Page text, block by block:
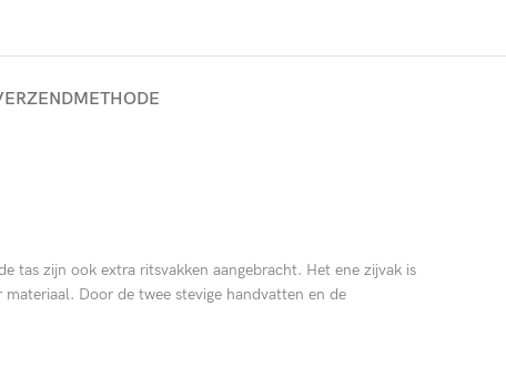
tas zijn ook extra ritsvakken aangebracht. Het ene zijvak is
Door de twee stevige handvatten en de